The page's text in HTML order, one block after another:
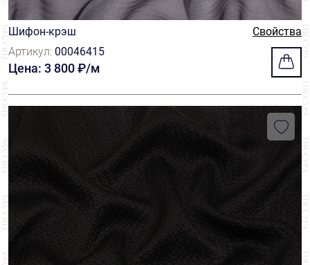
Шифон-крэш
Свойства
Артикул: 00046415
Цена: 3 800 ₽/м